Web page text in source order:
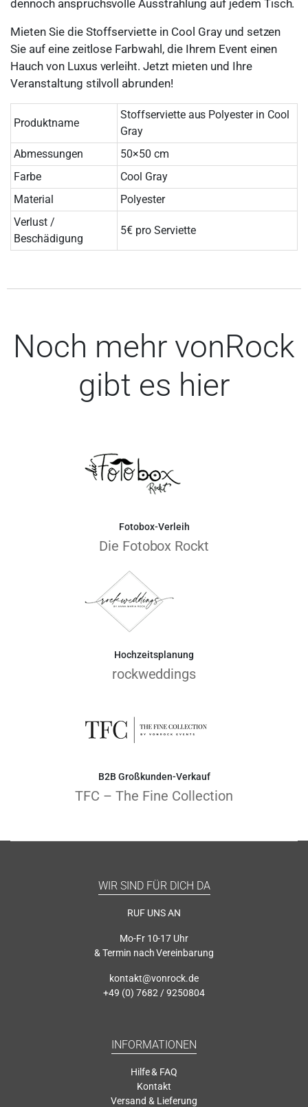
dennoch anspruchsvolle Ausstrahlung auf jedem Tisch.
Mieten Sie die Stoffserviette in Cool Gray und setzen
Sie auf eine zeitlose Farbwahl, die Ihrem Event einen
Hauch von Luxus verleiht. Jetzt mieten und Ihre
Veranstaltung stilvoll abrunden!
Produktname
Stoffserviette aus Polyester in Cool
Gray
Abmessungen
50×50 cm
Farbe
Cool Gray
Material
Polyester
Verlust /
Beschädigung
5€ pro Serviette
Noch mehr vonRock
gibt es hier
Fotobox-Verleih
Die Fotobox Rockt
Hochzeitsplanung
rockweddings
B2B Großkunden-Verkauf
TFC – The Fine Collection
WIR SIND FÜR DICH DA
RUF UNS AN
Mo-Fr 10-17 Uhr
& Termin nach Vereinbarung
kontakt@vonrock.de
+49 (0) 7682 / 9250804
INFORMATIONEN
Hilfe & FAQ
Kontakt
Versand & Lieferung